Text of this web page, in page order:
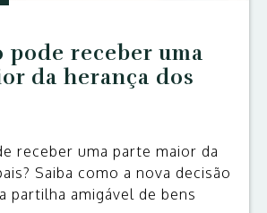
pode receber uma
da herança dos
receber uma parte maior da
Saiba como a nova decisão
partilha amigável de bens